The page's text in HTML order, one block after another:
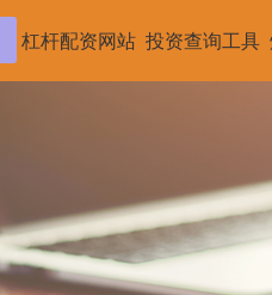
杠杆配资网站 投资查询工具